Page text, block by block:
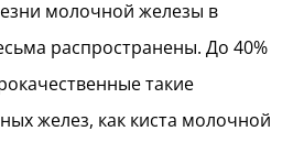
молочной железы в
распространены. До 40%
такие
желез, как киста молочной